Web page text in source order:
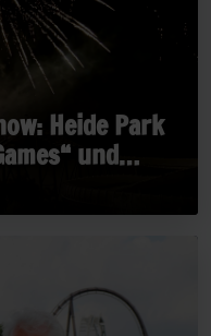
Heide Park
und